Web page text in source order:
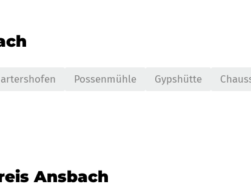
Possenmühle Gypshütte
Ansbach